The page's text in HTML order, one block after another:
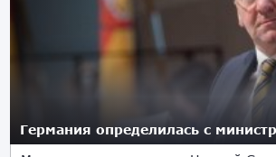
Германия определилась с